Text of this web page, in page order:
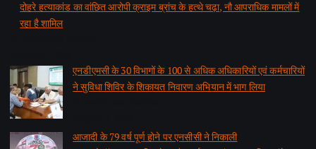
दोहरे हत्याकांड का वांछित आरोपी क्राइम ब्रांच के हत्थे चढ़ा, नौ आपराधिक मामलों में
रहा है शामिल
एनडीएमसी के 30 विभागों के 100 से अधिक अधिकारियों एवं कर्मचारियों
ने सुविधा शिविर के शिकायत निवारण अभियान में भाग लिया
आजादी के 79 वर्ष पूर्ण होने पर एनसीसी ने निकाली